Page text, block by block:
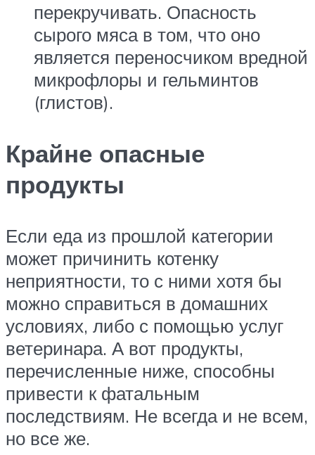
перекручивать. Опасность
сырого мяса в том, что оно
является переносчиком вредной
микрофлоры и гельминтов
(глистов).
Крайне опасные
продукты
Если еда из прошлой категории
может причинить котенку
неприятности, то с ними хотя бы
можно справиться в домашних
условиях, либо с помощью услуг
ветеринара. А вот продукты,
перечисленные ниже, способны
привести к фатальным
последствиям. Не всегда и не всем,
но все же.